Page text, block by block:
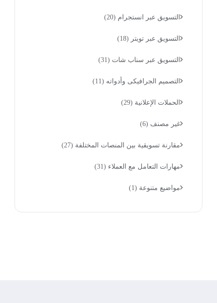
التسويق عبر انستجرام (20)
التسويق عبر تويتر (18)
التسويق عبر سناب شات (31)
التصميم الجرافيكى وأدواته (11)
الحملات الإعلانية (29)
غير مصنف (6)
مقارنة تسويقية بين المنصات المختلفة (27)
مهارات التعامل مع العملاء (31)
مواضيع متنوعة (1)